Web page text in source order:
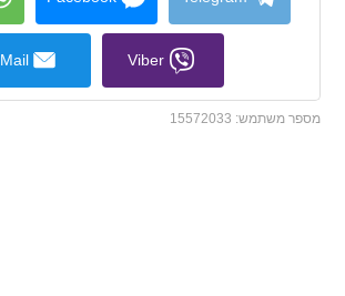
Viber
Mail
מספר משתמש: 15572033